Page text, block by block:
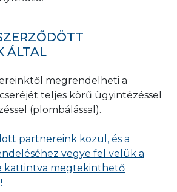
kevesebb, mint 8 éve
és a biztonsági
a szerződéskötés
üzembe helyezés
záróelem (sárga
akkor a szerződéskötés
a vízmérő üzembe
kell igényelni társaságunktól.
ÁLTAL
megrendelheti a
teljes körű ügyintézéssel
(plombálással).
partnereink közül, és a
vegye fel velük a
kattintva megtekinthető